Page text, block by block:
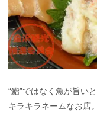
“鮨”ではなく魚が旨い
キラキラネームなお店。